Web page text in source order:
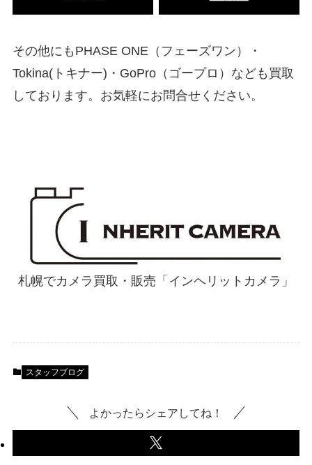
その他にもPHASE ONE（フェーズワン）・
Tokina(トキナー)・GoPro（ゴープロ）なども買取
しております。お気軽にお問合せください。
札幌でカメラ買取・販売「インヘリットカメラ」
スタッフブログ
よかったらシェアしてね！